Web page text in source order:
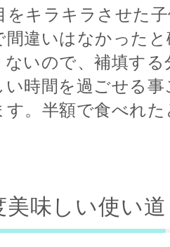
をキラキラさせた
間違いはなかった
ないので、補填す
い時間を過ごせる
す。半額で食べれ
美味しい使い道